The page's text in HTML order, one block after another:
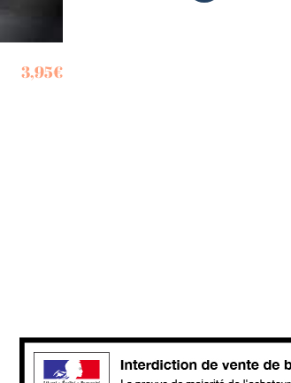
3,95€